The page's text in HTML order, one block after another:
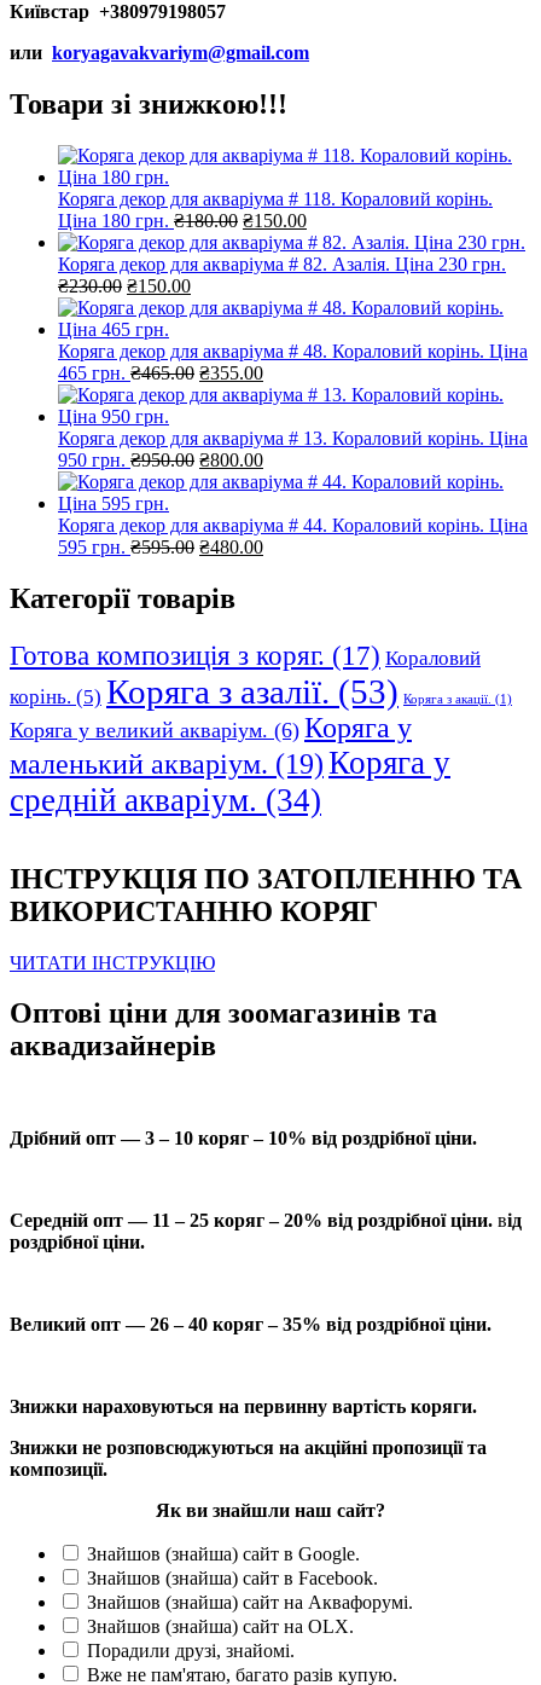
Київстар +380979198057
или koryagavakvariym@gmail.com
Товари зі знижкою!!!
Коряга декор для акваріума # 118. Кораловий корінь.
Ціна 180 грн. ₴180.00 Оригінальна
ціна:
₴180.00.
₴150.00Поточна
ціна:
₴150.00.
Коряга декор для акваріума # 82. Азалія. Ціна 230 грн.
₴230.00 Оригінальна
ціна:
₴230.00.
₴150.00Поточна
ціна:
Коряга декор для акваріума # 48. Кораловий корінь. Ціна
465 грн. ₴465.00 Оригінальна
ціна:
₴355.00Поточна
ціна:
Коряга декор для акваріума # 13. Кораловий корінь. Ціна
950 грн. ₴950.00 Оригінальна
ціна:
₴800.00Поточна
ціна:
Коряга декор для акваріума # 44. Кораловий корінь. Ціна
595 грн. ₴595.00 Оригінальна
₴595.00.
₴480.00Поточна
Категорії товарів
Готова композиція з коряг. (17) Кораловий
корінь. (5) Коряга з азалії. (53) Коряга з акації. (1)
Коряга у великий акваріум. (6) Коряга у
маленький акваріум. (19)Коряга у
средній акваріум. (34)
ІНСТРУКЦІЯ ПО ЗАТОПЛЕННЮ ТА
ВИКОРИСТАННЮ КОРЯГ
ЧИТАТИ ІНСТРУКЦІЮ
Оптові ціни для зоомагазинів та
аквадизайнерів
Дрібний опт — 3 – 10 коряг – 10% від роздрібної ціни.
Середній опт — 11 – 25 коряг – 20% від роздрібної ціни. від
роздрібної ціни.
Великий опт — 26 – 40 коряг – 35% від роздрібної ціни.
Знижки нараховуються на первинну вартість коряги.
Знижки не розповсюджуються на акційні пропозиції та
композиції.
Як ви знайшли наш сайт?
Знайшов (знайша) сайт в Google.
Знайшов (знайша) сайт в Facebook.
Знайшов (знайша) сайт на Аквафорумі.
Знайшов (знайша) сайт на OLX.
Порадили друзі, знайомі.
Вже не пам'ятаю, багато разів купую.